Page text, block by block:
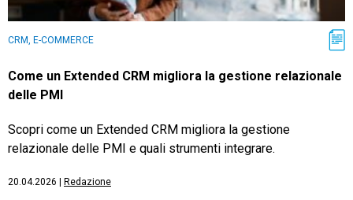
CRM, E-COMMERCE
Come un Extended CRM migliora la gestione relazionale
delle PMI
Scopri come un Extended CRM migliora la gestione
relazionale delle PMI e quali strumenti integrare.
20.04.2026 Redazione